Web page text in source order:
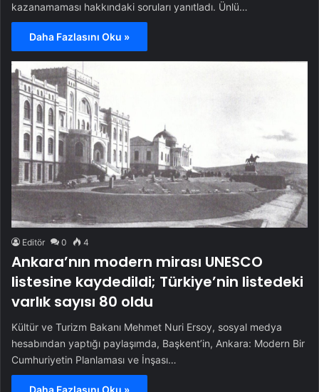
kazanamaması hakkındaki soruları yanıtladı. Ünlü…
Daha Fazlasını Oku »
Editör 0 4
Ankara’nın modern mirası UNESCO
listesine kaydedildi; Türkiye’nin listedeki
varlık sayısı 80 oldu
Kültür ve Turizm Bakanı Mehmet Nuri Ersoy, sosyal medya
hesabından yaptığı paylaşımda, Başkent’in, Ankara: Modern Bir
Cumhuriyetin Planlaması ve İnşası…
Daha Fazlasını Oku »